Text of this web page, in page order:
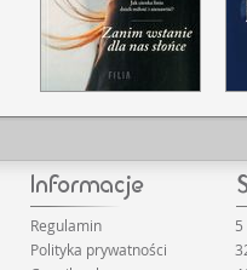
Regulamin
Polityka prywatności
5